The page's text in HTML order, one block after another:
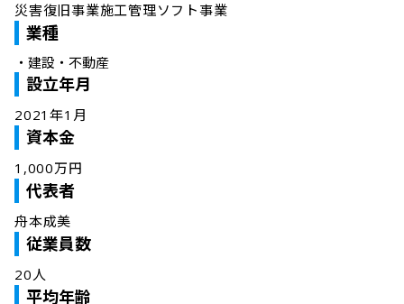
災害復旧事業施工管理ソフト事業
業種
・ 建設・不動産
設立年月
2021年1月
資本金
1,000万円
代表者
舟本成美
従業員数
20人
平均年齢